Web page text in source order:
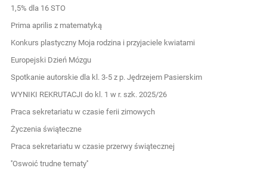
1,5% dla 16 STO
Prima aprilis z matematyką
Konkurs plastyczny Moja rodzina i przyjaciele kwiatami
Europejski Dzień Mózgu
Spotkanie autorskie dla kl. 3-5 z p. Jędrzejem Pasierskim
WYNIKI REKRUTACJI do kl. 1 w r. szk. 2025/26
Praca sekretariatu w czasie ferii zimowych
Życzenia świąteczne
Praca sekretariatu w czasie przerwy świątecznej
''Oswoić trudne tematy''